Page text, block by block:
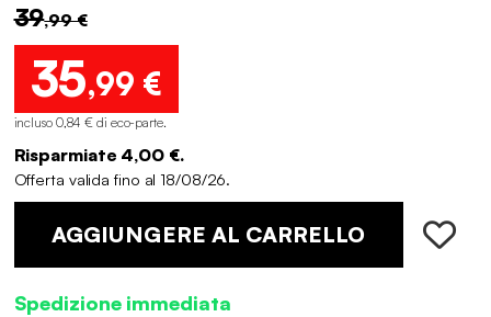
39,99 €
35,99 €
incluso 0,84 € di eco-parte.
Risparmiate 4,00 €.
Offerta valida fino al 18/08/26.
AGGIUNGERE AL CARRELLO
Spedizione immediata